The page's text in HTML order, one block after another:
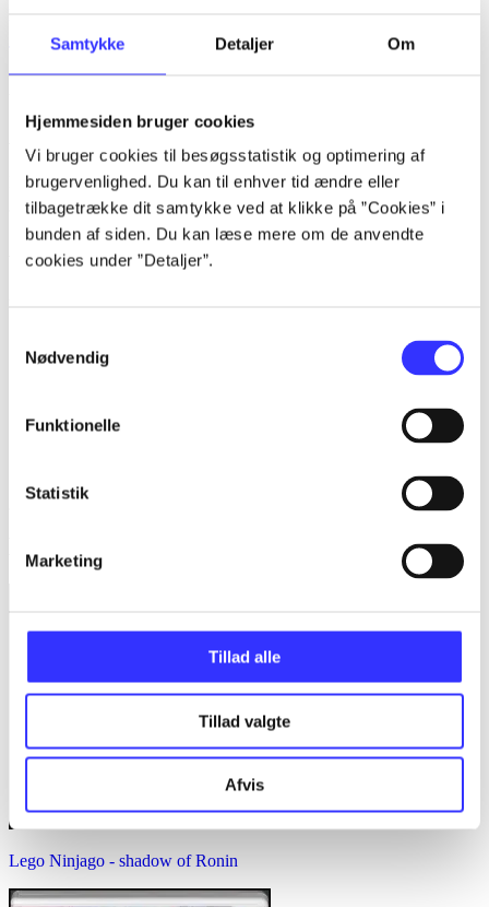
Samtykke Detaljer Om
Hjemmesiden bruger cookies
Vi bruger cookies til besøgsstatistik og optimering af
brugervenlighed. Du kan til enhver tid ændre eller
tilbagetrække dit samtykke ved at klikke på ”Cookies” i
bunden af siden. Du kan læse mere om de anvendte
cookies under ”Detaljer”.
Nødvendig
Funktionelle
Statistik
Marketing
Tillad alle
Tillad valgte
Afvis
Tidsskrift
Artikler med samme emner
Fra
Artikler
Lego Ninjago - shadow of Ronin